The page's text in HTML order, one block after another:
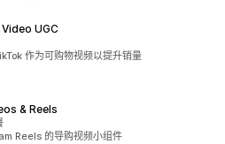
UGC
作为可购物视频以提升销量
& Reels
Reels 的导购视频小组件